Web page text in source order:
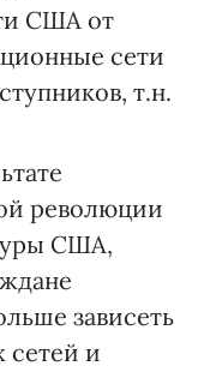
США от
сети
т.н.
революции
США,
зависеть
сетей и